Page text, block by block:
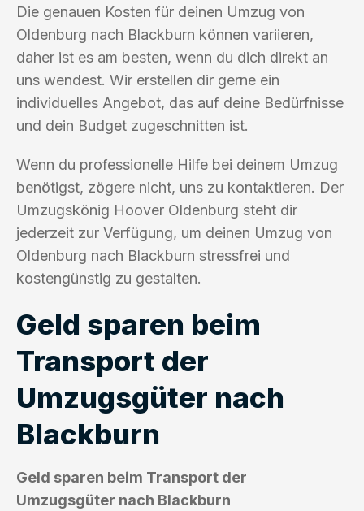
Die genauen Kosten für deinen Umzug von
Oldenburg nach Blackburn können variieren,
daher ist es am besten, wenn du dich direkt an
uns wendest. Wir erstellen dir gerne ein
individuelles Angebot, das auf deine Bedürfnisse
und dein Budget zugeschnitten ist.
Wenn du professionelle Hilfe bei deinem Umzug
benötigst, zögere nicht, uns zu kontaktieren. Der
Umzugskönig Hoover Oldenburg steht dir
jederzeit zur Verfügung, um deinen Umzug von
Oldenburg nach Blackburn stressfrei und
kostengünstig zu gestalten.
Geld sparen beim
Transport der
Umzugsgüter nach
Blackburn
Geld sparen beim Transport der
Umzugsgüter nach Blackburn